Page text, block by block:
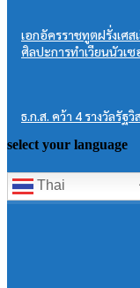
เอกอัครราชทูตฝรั่งเศส
ศิลปะการทำเวียนนัวเซ
ธ.ก.ส. คว้า 4 รางวัลรัฐ
select your language
Thai